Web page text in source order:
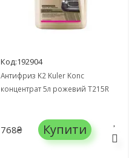
Код:192904
Антифриз K2 Kuler Konc
концентрат 5л рожевий T215R
768₴ Купити